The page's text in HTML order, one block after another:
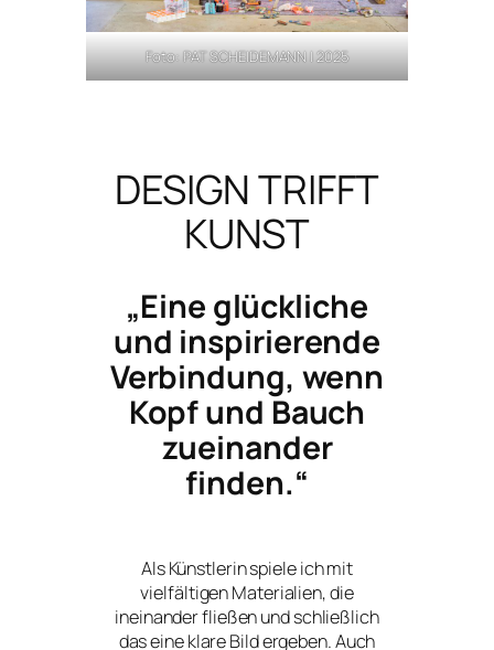
Foto: PAT SCHEIDEMANN | 2025
DESIGN TRIFFT
KUNST
„Eine glückliche
und inspirierende
Verbindung, wenn
Kopf und Bauch
zueinander
finden.“
Als Künstlerin spiele ich mit
vielfältigen Materialien, die
ineinander fließen und schließlich
das eine klare Bild ergeben. Auch